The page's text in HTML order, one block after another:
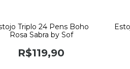
Triplo 24 Pens Boho
Rosa Sabra by Sof
R$119,90